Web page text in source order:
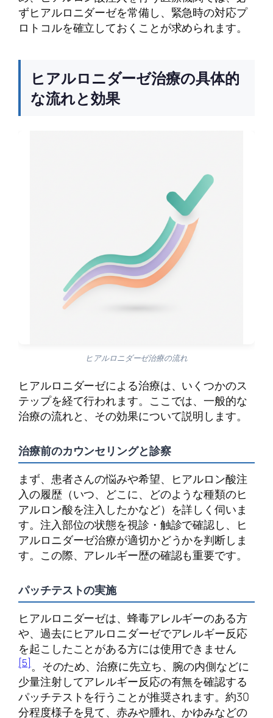
ずヒアルロニダーゼを常備し、緊急時の対応プ
ロトコルを確立しておくことが求められます。
ヒアルロニダーゼ治療の具体的
な流れと効果
ヒアルロニダーゼ治療の流れ
ヒアルロニダーゼによる治療は、いくつかのス
テップを経て行われます。ここでは、一般的な
治療の流れと、その効果について説明します。
治療前のカウンセリングと診察
まず、患者さんの悩みや希望、ヒアルロン酸注
入の履歴（いつ、どこに、どのような種類のヒ
アルロン酸を注入したかなど）を詳しく伺いま
す。注入部位の状態を視診・触診で確認し、ヒ
アルロニダーゼ治療が適切かどうかを判断しま
す。この際、アレルギー歴の確認も重要です。
パッチテストの実施
ヒアルロニダーゼは、蜂毒アレルギーのある方
や、過去にヒアルロニダーゼでアレルギー反応
を起こしたことがある方には使用できません
[5]。そのため、治療に先立ち、腕の内側などに
少量注射してアレルギー反応の有無を確認する
パッチテストを行うことが推奨されます。約30
分程度様子を見て、赤みや腫れ、かゆみなどの